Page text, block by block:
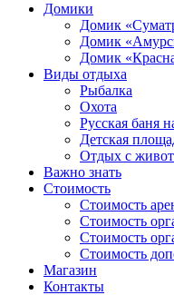
Домики
Домик
Домик
Домик
Виды отдыха
Рыбалка
Охота
Русская баня
Детская
Отдых с
Важно знать
Стоимость
Стоимость
Стоимость
Стоимость
Стоимость
Магазин
Контакты